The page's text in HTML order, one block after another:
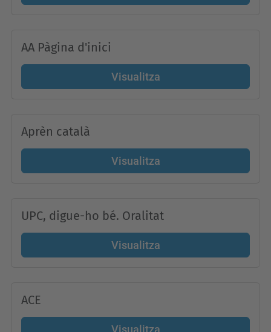
AA Pàgina d'inici
Visualitza
Aprèn català
Visualitza
UPC, digue-ho bé. Oralitat
Visualitza
ACE